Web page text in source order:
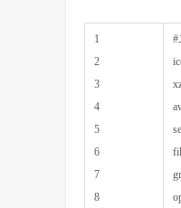
1
2
3
4
5
6
7
8
#